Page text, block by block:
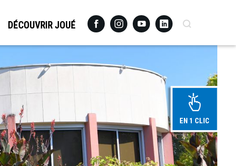
DÉCOUVRIR JOUÉ FacebookInstagramYoutubeLinkedinRecherche
EN 1 CLIC